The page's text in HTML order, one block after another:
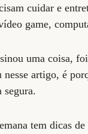
cuidar e
game,
uma coisa,
nesse artigo, é
segura.
tem dicas